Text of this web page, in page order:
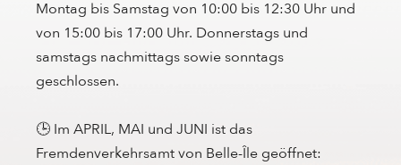
Montag bis Samstag von 10:00 bis 12:30 Uhr und
von 15:00 bis 17:00 Uhr. Donnerstags und
samstags nachmittags sowie sonntags
geschlossen.
🕒 Im APRIL, MAI und JUNI ist das
Fremdenverkehrsamt von Belle-Île geöffnet: